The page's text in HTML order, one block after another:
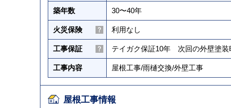
築年数 30〜40年
火災保険 利用なし
工事保証 テイガク保証10年 次回の外壁塗
工事内容 屋根工事/雨樋交換/外壁工事
屋根工事情報